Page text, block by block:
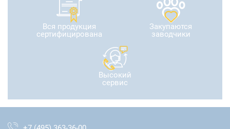
Вся продукция
сертифицирована
Закупаются
заводчики
Высокий
сервис